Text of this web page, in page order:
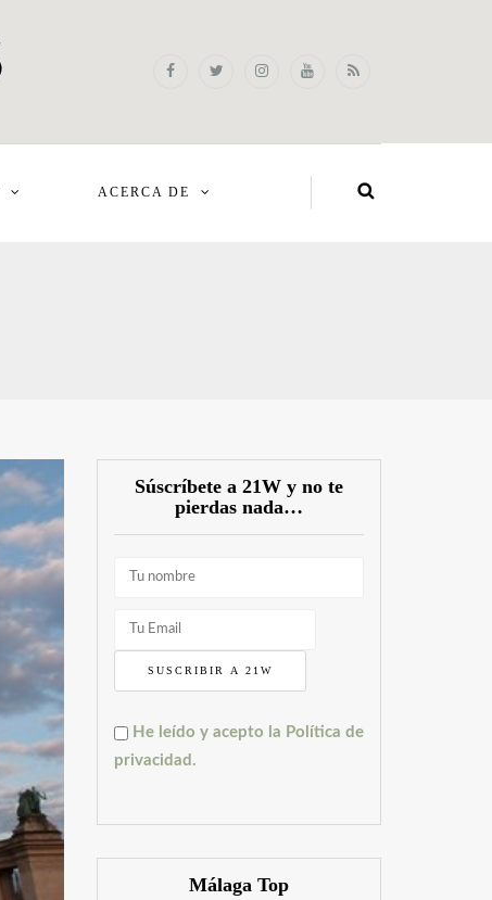
ACERCA DE
Súscríbete a 21W y no te
pierdas nada…
He leído y acepto la Política de
privacidad.
Málaga Top